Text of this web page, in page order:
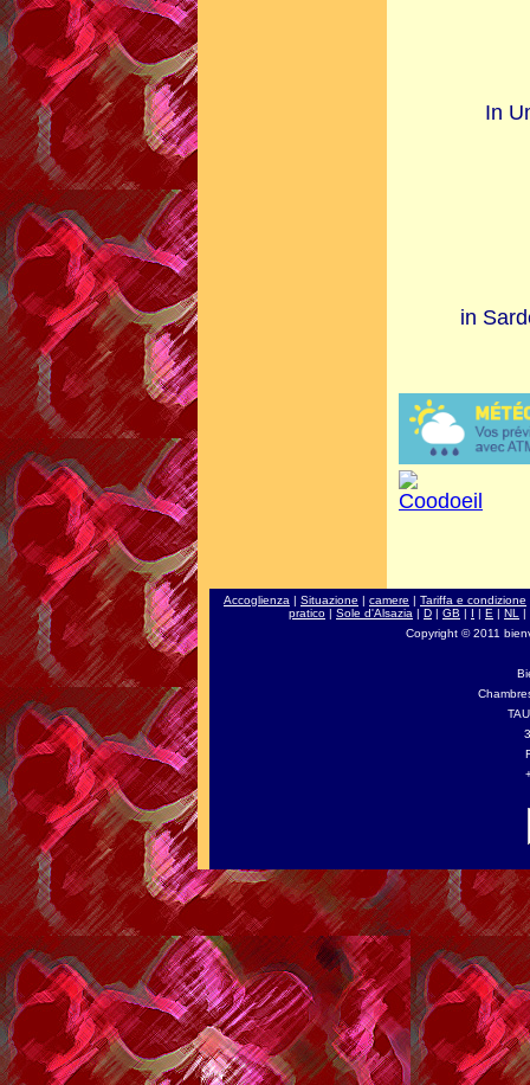
In
in
Accoglienza | Situazione | camere | Tariffa e condizione
pratico | Sole d'Alsazia | D | GB | I | E | NL
|
Copyright © 2011